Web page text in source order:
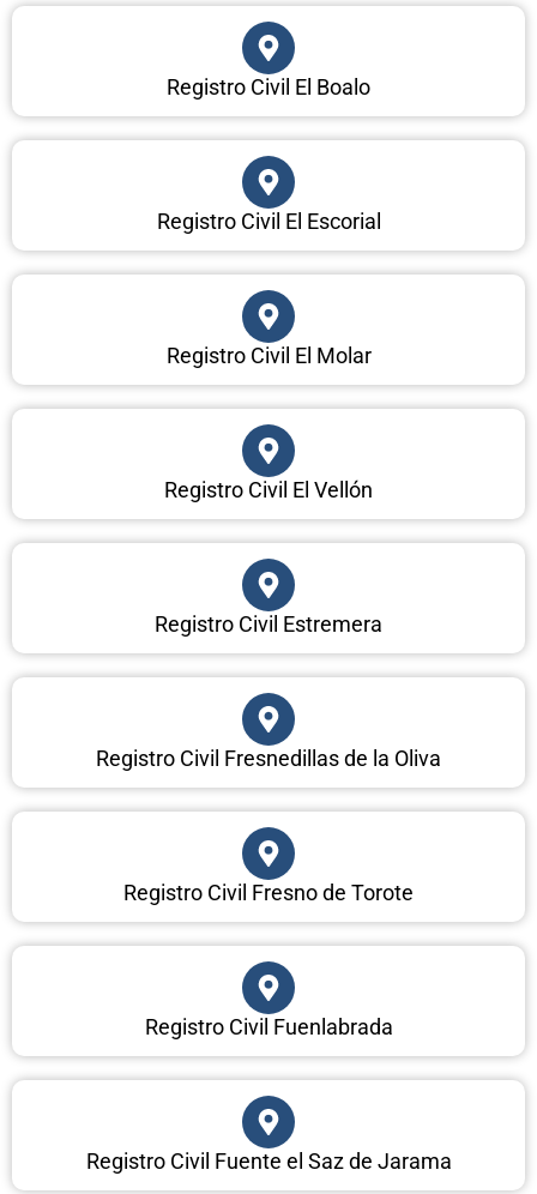
Registro Civil El Boalo
Registro Civil El Escorial
Registro Civil El Molar
Registro Civil El Vellón
Registro Civil Estremera
Registro Civil Fresnedillas de la Oliva
Registro Civil Fresno de Torote
Registro Civil Fuenlabrada
Registro Civil Fuente el Saz de Jarama